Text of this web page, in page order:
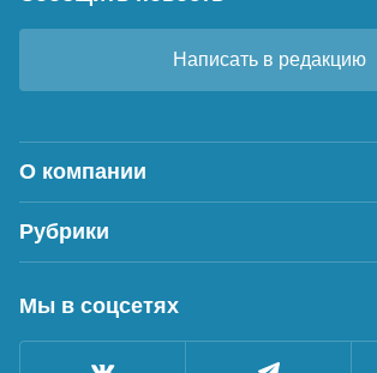
Написать в редакцию
О компании
Рубрики
Мы в соцсетях